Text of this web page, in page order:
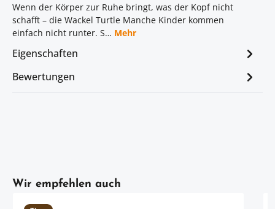
Wenn der Körper zur Ruhe bringt, was der Kopf nicht
schafft – die Wackel Turtle Manche Kinder kommen
einfach nicht runter. S… Mehr
Eigenschaften
Bewertungen
Artikelgalerie überspringen
Wir empfehlen auch